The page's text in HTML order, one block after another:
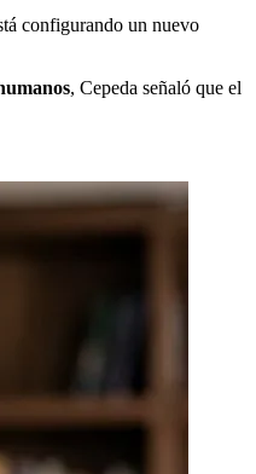
configurando un nuevo
, Cepeda señaló que el